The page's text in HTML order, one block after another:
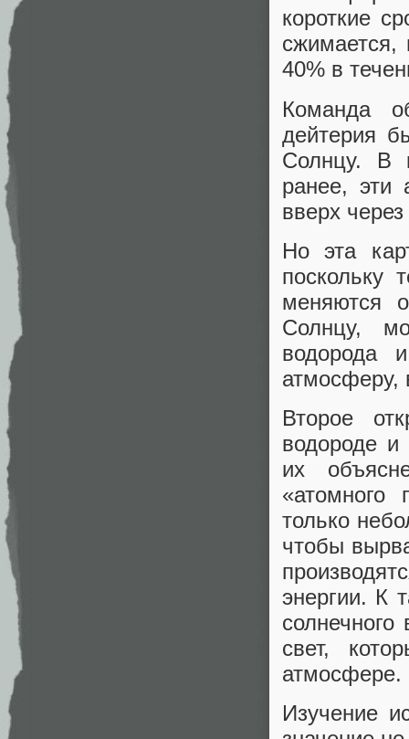
короткие
сжимается,
40% в
Команда
дейтерия
Солнцу. В
ранее, эти
вверх
Но эта
поскольку
меняются
Солнцу,
водорода
атмосферу,
Второе
водороде и
их
«атомного
только
чтобы
энергии. К
свет,
атмосфере.
Изучение